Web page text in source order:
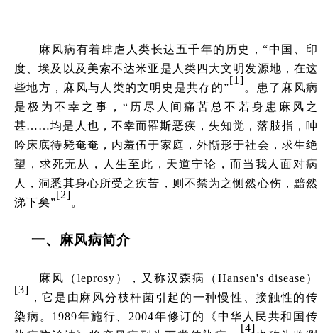
麻风病有着肆虐人类长达五千年的历史， “中国、印
度、埃及以及美索不达米亚是人类四大文明发源地，在这
些地方，麻风与人类的文明史是共存的”
[1]
。患了麻风病
是极为不幸之事， “历尽人间痛苦总不若身患麻风之
甚……均是人也，不幸而罹斯恶疾，失知觉，落肢指，呻
吟床底待毙奄奄，内羞伍于家庭，外惭形于社会，求生绝
望，求死无从，人生至此，天道宁论，而当我人面对病
人，洞悉其身心所受之疾苦，则不禁为之恻然心伤，黯然
涕下矣”
[2]
。
一、 麻风病简介
麻风（ leprosy），又称汉森病（Hansen's disease）
[3]
，它是由麻风分枝杆菌引起的一种慢性、接触性的传
染病。 1989年施行、2004年修订的《中华人民共和国传
[4]